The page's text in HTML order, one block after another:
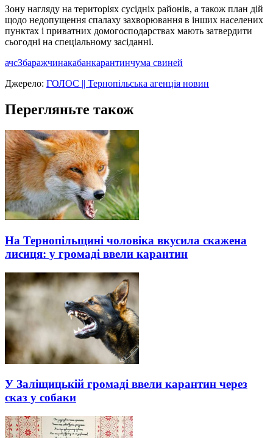
Зону нагляду на територіях сусідніх районів, а також план дій
щодо недопущення спалаху захворювання в інших населених
пунктах і приватних домогосподарствах мають затвердити
сьогодні на спеціальному засіданні.
ачсЗбаражчинакабанкарантинчума свиней
Джерело: ГОЛОС || Тернопільська агенція новин
Перегляньте також
На Тернопільщині чоловіка вкусила скажена
лисиця: у громаді ввели карантин
У Заліщицькій громаді ввели карантин через
сказ у собаки